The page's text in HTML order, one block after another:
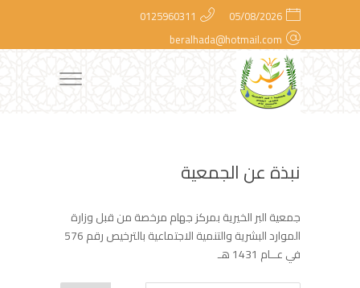
05/08/2026
0125960311
beralhada@hotmail.com
نبذة عن الجمعية
جمعية البر الخيرية بمركز جهام مرخصة من قبل وزارة
الموارد البشرية والتنمية الاجتماعية بالترخيص رقم 576
في عــام 1431 هـ